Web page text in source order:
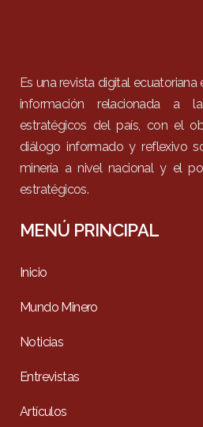
Es una revista digital ecuatoriana
información relacionada a
estratégicos del país, con el
diálogo informado y reflexivo
minería a nivel nacional y el
estratégicos.
MENÚ PRINCIPAL
Inicio
Mundo Minero
Noticias
Entrevistas
Artículos